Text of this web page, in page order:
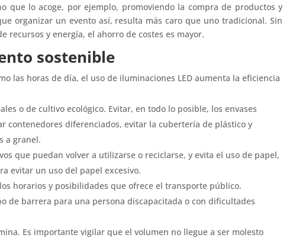
que lo acoge, por ejemplo, promoviendo la compra de productos y
organizar un evento así, resulta más caro que uno tradicional. Sin
recursos y energía, el ahorro de costes es mayor.
sostenible
las horas de día, el uso de iluminaciones LED aumenta la eficiencia
o de cultivo ecológico. Evitar, en todo lo posible, los envases
contenedores diferenciados, evitar la cubertería de plástico y
a granel.
que puedan volver a utilizarse o reciclarse, y evita el uso de papel,
evitar un uso del papel excesivo.
horarios y posibilidades que ofrece el transporte público.
de barrera para una persona discapacitada o con dificultades
Es importante vigilar que el volumen no llegue a ser molesto